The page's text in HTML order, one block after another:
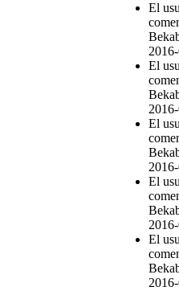
El
El
El
El
El